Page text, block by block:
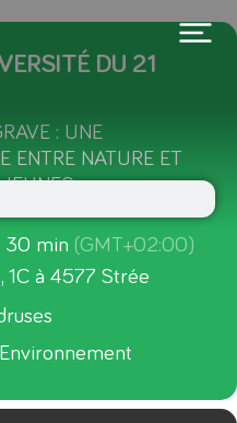
DU 21
: UNE
ENTRE NATURE ET
30 min (GMT+02:00)
1C à 4577 Strée
Environnement